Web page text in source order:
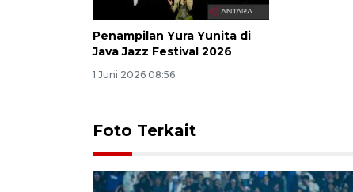
Penampilan Yura Yunita di
Java Jazz Festival 2026
1 Juni 2026 08:56
Foto Terkait